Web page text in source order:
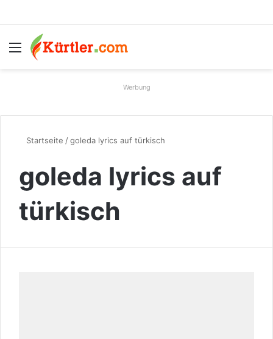
Menü
Werbung
Startseite /goleda lyrics auf türkisch
goleda lyrics auf
türkisch